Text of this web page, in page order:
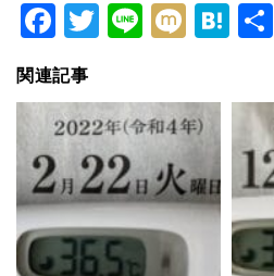
Facebook
Twitter
LineMixi
関連記事